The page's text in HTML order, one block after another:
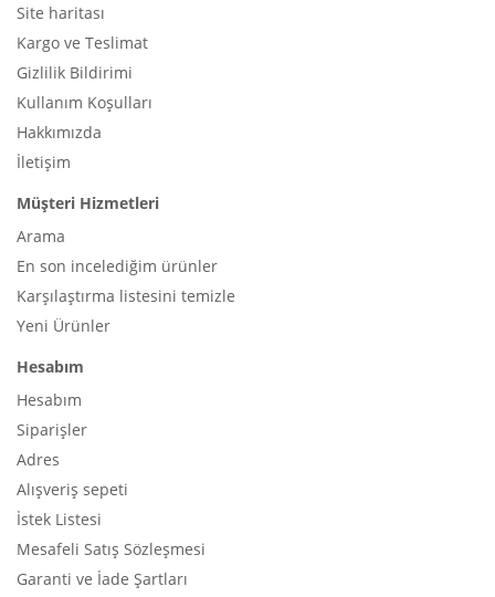
Site haritası
Kargo ve Teslimat
Gizlilik Bildirimi
Kullanım Koşulları
Hakkımızda
İletişim
Müşteri Hizmetleri
Arama
En son incelediğim ürünler
Karşılaştırma listesini temizle
Yeni Ürünler
Hesabım
Hesabım
Siparişler
Adres
Alışveriş sepeti
İstek Listesi
Mesafeli Satış Sözleşmesi
Garanti ve İade Şartları